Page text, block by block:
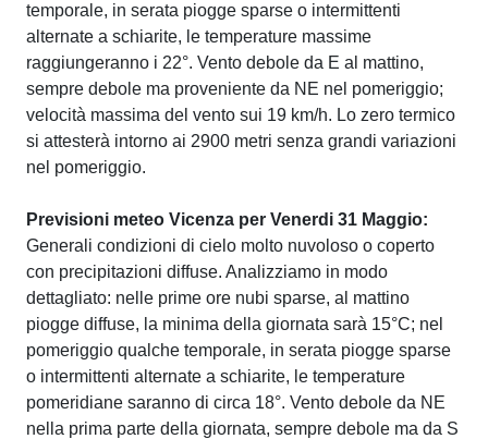
temporale, in serata piogge sparse o intermittenti
alternate a schiarite, le temperature massime
raggiungeranno i 22°. Vento debole da E al mattino,
sempre debole ma proveniente da NE nel pomeriggio;
velocità massima del vento sui 19 km/h. Lo zero termico
si attesterà intorno ai 2900 metri senza grandi variazioni
nel pomeriggio.
Previsioni meteo Vicenza per Venerdi 31 Maggio:
Generali condizioni di cielo molto nuvoloso o coperto
con precipitazioni diffuse. Analizziamo in modo
dettagliato: nelle prime ore nubi sparse, al mattino
piogge diffuse, la minima della giornata sarà 15°C; nel
pomeriggio qualche temporale, in serata piogge sparse
o intermittenti alternate a schiarite, le temperature
pomeridiane saranno di circa 18°. Vento debole da NE
nella prima parte della giornata, sempre debole ma da S